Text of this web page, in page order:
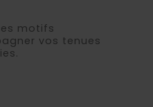
motifs
vos tenues